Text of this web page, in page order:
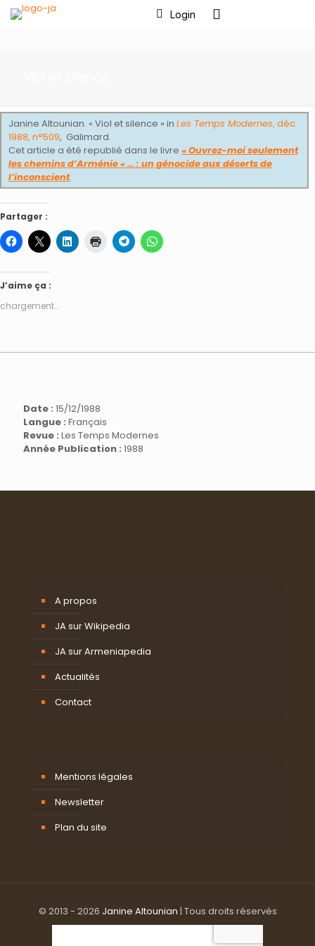
Login
Janine Altounian. « Viol et silence » in Les Temps Modernes, déc.
1988, n°509, Galimard.
Cet article a été republié dans le livre « Ouvrez-moi seulement
les chemins d’Arménie « … : un génocide aux déserts de
l’inconscient.
Partager :
J’aime ça :
chargement…
Date : 15/12/1988
Langue : Français
Revue : Les Temps Modernes
Année Publication : 1988
A propos
JA sur Wikipedia
JA sur Armeniapedia
Actualités
Contact
Mentions légales
Newsletter
Plan du site
© 2013 - 2026 Janine Altounian | Tous droits réservés